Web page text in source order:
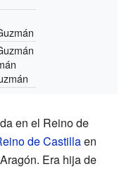
en el Reino de
de Castillaen
Era hija de